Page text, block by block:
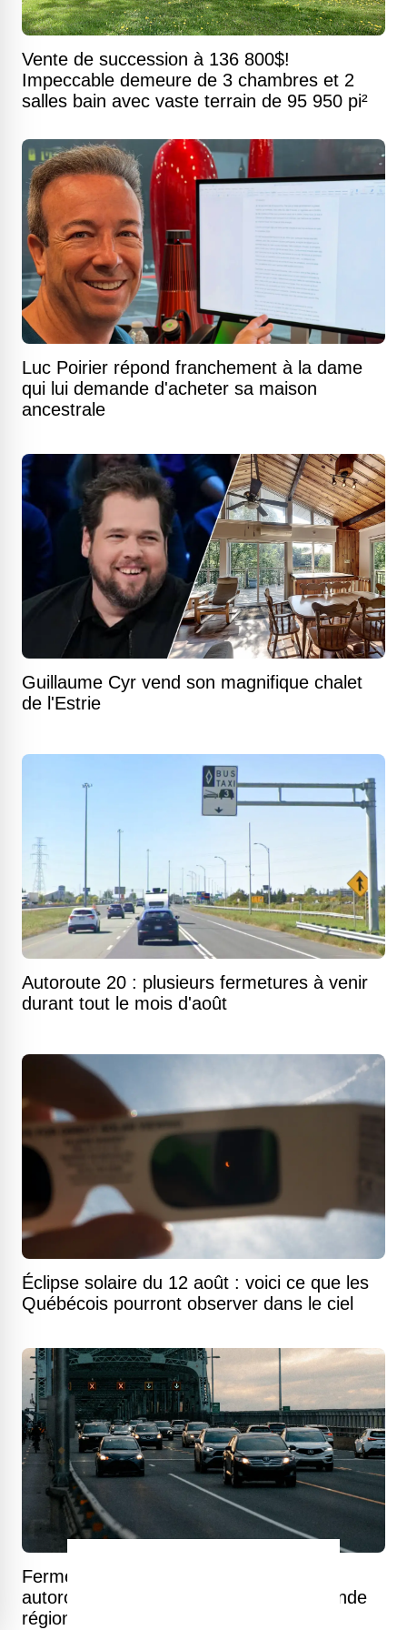
Vente de succession à 136 800$!
Impeccable demeure de 3 chambres et 2
salles bain avec vaste terrain de 95 950 pi²
Luc Poirier répond franchement à la dame
qui lui demande d'acheter sa maison
ancestrale
Guillaume Cyr vend son magnifique chalet
de l'Estrie
Autoroute 20 : plusieurs fermetures à venir
durant tout le mois d'août
Éclipse solaire du 12 août : voici ce que les
Québécois pourront observer dans le ciel
Fermetures majeures sur le réseau
autoroutier du 7 au 10 août dans la grande
région de Montréal